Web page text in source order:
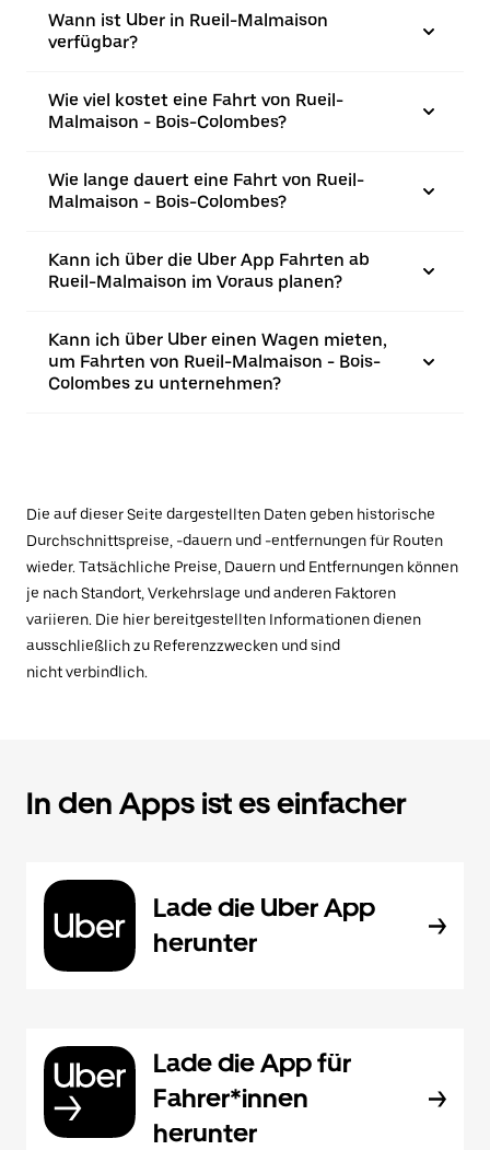
Wann ist Uber in Rueil-Malmaison
verfügbar?
Wie viel kostet eine Fahrt von Rueil-
Malmaison - Bois-Colombes?
Wie lange dauert eine Fahrt von Rueil-
Malmaison - Bois-Colombes?
Kann ich über die Uber App Fahrten ab
Rueil-Malmaison im Voraus planen?
Kann ich über Uber einen Wagen mieten,
um Fahrten von Rueil-Malmaison - Bois-
Colombes zu unternehmen?
Die auf dieser Seite dargestellten Daten geben historische
Durchschnittspreise, -dauern und -entfernungen für Routen
wieder. Tatsächliche Preise, Dauern und Entfernungen können
je nach Standort, Verkehrslage und anderen Faktoren
variieren. Die hier bereitgestellten Informationen dienen
ausschließlich zu Referenzzwecken und sind
nicht verbindlich.
In den Apps ist es einfacher
Lade die Uber App
herunter
Lade die App für
Fahrer*innen
herunter